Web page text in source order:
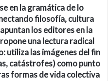
en la gramática de lo
filosofía, cultura
apuntan los editores en la
una lectura radical
utiliza las imágenes del fin
catástrofes) como punto
formas de vida colectiva